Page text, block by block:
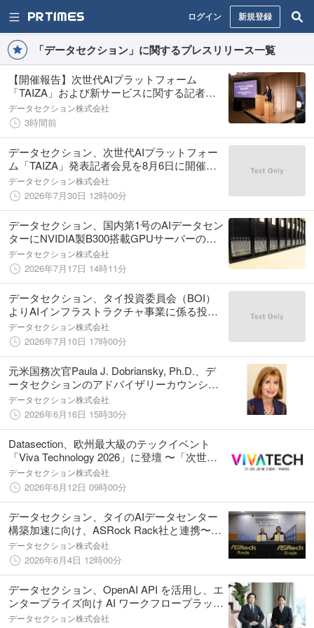
ログイン 新規登録
「データセクション」に関するプレスリリース一覧
【開催報告】次世代AIプラットフォーム
「TAIZA」および新サービスに関する記者発
表会を開催
データセクション株式会社
3時間前
データセクション、次世代AIプラットフォー
ム「TAIZA」発表記者会見を8月6日に開催
－AIインフラ企業からAI経済の中核企業へ。
日本のAI主権を支える新戦略－
データセクション株式会社
2026年7月30日 12時00分
データセクション、国内第1号のAIデータセン
ターにNVIDIA製B300搭載GPUサーバーの搬
入を開始
データセクション株式会社
2026年7月17日 14時11分
データセクション、タイ投資委員会（BOI）
よりAIインフラストラクチャ事業に係る投資
承認を取得
データセクション株式会社
2026年7月10日 17時00分
元米国務次官Paula J. Dobriansky, Ph.D.、デ
ータセクションのアドバイザリーカウンシル
のメンバーに就任
データセクション株式会社
2026年6月16日 15時30分
Datasection、欧州最大級のテックイベント
「Viva Technology 2026」に登壇 〜「次世代
AIデバイス」を世界初公開〜
データセクション株式会社
2026年6月12日 09時00分
データセクション、タイのAIデータセンター
構築加速に向け、ASRock Rack社と連携〜
NVIDIA B200搭載サーバー587台（GPU 4,696
個）を導入〜
データセクション株式会社
2026年6月4日 12時00分
データセクション、OpenAI API を活用し、エ
ンタープライズ向け AI ワークフロープラット
フォーム「TAIZA」を強化
データセクション株式会社